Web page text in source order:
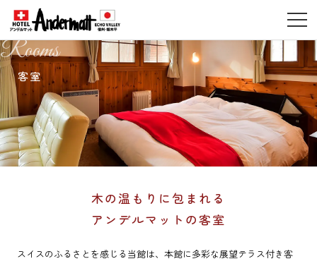
Rooms
客室
木の温もりに包まれる
アンデルマットの客室
スイスのふるさとを感じる当館は、本館に多彩な展望テラス付き客